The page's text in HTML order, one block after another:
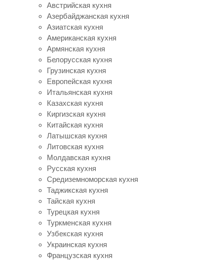
Австрийская кухня
Азербайджанская кухня
Азиатская кухня
Американская кухня
Армянская кухня
Белорусская кухня
Грузинская кухня
Европейская кухня
Итальянская кухня
Казахская кухня
Киргизская кухня
Китайская кухня
Латышская кухня
Литовская кухня
Молдавская кухня
Русская кухня
Средиземноморская кухня
Таджикская кухня
Тайская кухня
Турецкая кухня
Туркменская кухня
Узбекская кухня
Украинская кухня
Французская кухня